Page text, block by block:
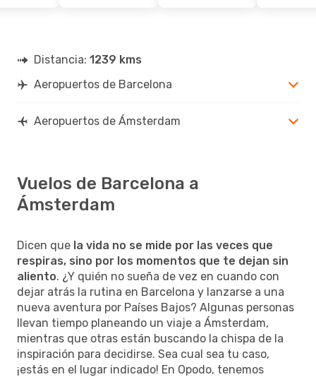
Distancia: 1239 kms
Aeropuertos de Barcelona
Aeropuertos de Ámsterdam
Vuelos de Barcelona a
Ámsterdam
Dicen que la vida no se mide por las veces que
respiras, sino por los momentos que te dejan sin
aliento. ¿Y quién no sueña de vez en cuando con
dejar atrás la rutina en Barcelona y lanzarse a una
nueva aventura por Países Bajos? Algunas personas
llevan tiempo planeando un viaje a Ámsterdam,
mientras que otras están buscando la chispa de la
inspiración para decidirse. Sea cual sea tu caso,
¡estás en el lugar indicado! En Opodo, tenemos